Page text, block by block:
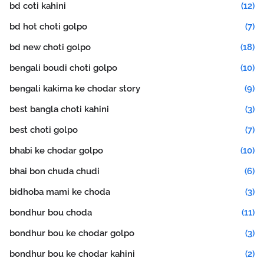
bd coti kahini
(12)
bd hot choti golpo
(7)
bd new choti golpo
(18)
bengali boudi choti golpo
(10)
bengali kakima ke chodar story
(9)
best bangla choti kahini
(3)
best choti golpo
(7)
bhabi ke chodar golpo
(10)
bhai bon chuda chudi
(6)
bidhoba mami ke choda
(3)
bondhur bou choda
(11)
bondhur bou ke chodar golpo
(3)
bondhur bou ke chodar kahini
(2)